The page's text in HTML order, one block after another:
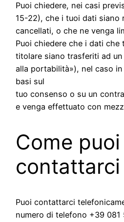
Puoi chiedere, nei casi
15-22), che i tuoi dati siano
cancellati, o che ne venga
Puoi chiedere che i dati che
titolare siano trasferiti ad
alla portabilità»), nel caso
basi sul
tuo consenso o su un
e venga effettuato con
Come puoi
contattarci
Puoi contattarci
numero di telefono +39 081